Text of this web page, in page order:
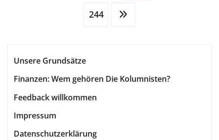
244
Unsere Grundsätze
Finanzen: Wem gehören Die Kolumnisten?
Feedback willkommen
Impressum
Datenschutzerklärung